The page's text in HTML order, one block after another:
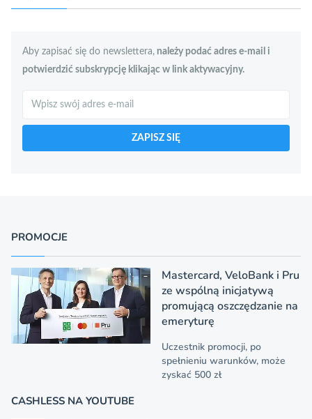
Aby zapisać się do newslettera, należy podać adres e-mail i
potwierdzić subskrypcję klikając w link aktywacyjny.
Szukaj
ZAPISZ SIĘ
PROMOCJE
Mastercard, VeloBank i Pru
ze wspólną inicjatywą
promującą oszczędzanie na
emeryturę
Uczestnik promocji, po
spełnieniu warunków, może
zyskać 500 zł
CASHLESS NA YOUTUBE